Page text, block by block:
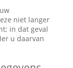
niet langer
in dat geval
u daarvan